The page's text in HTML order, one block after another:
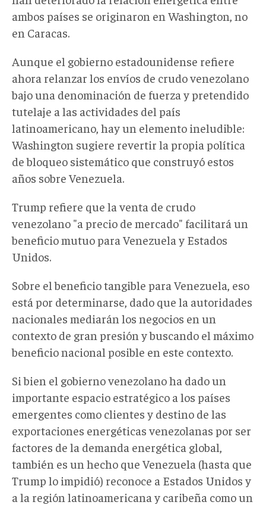
ambos países se originaron en Washington, no
en Caracas.
Aunque el gobierno estadounidense refiere
ahora relanzar los envíos de crudo venezolano
bajo una denominación de fuerza y pretendido
tutelaje a las actividades del país
latinoamericano, hay un elemento ineludible:
Washington sugiere revertir la propia política
de bloqueo sistemático que construyó estos
años sobre Venezuela.
Trump refiere que la venta de crudo
venezolano "a precio de mercado" facilitará un
beneficio mutuo para Venezuela y Estados
Unidos.
Sobre el beneficio tangible para Venezuela, eso
está por determinarse, dado que la autoridades
nacionales mediarán los negocios en un
contexto de gran presión y buscando el máximo
beneficio nacional posible en este contexto.
Si bien el gobierno venezolano ha dado un
importante espacio estratégico a los países
emergentes como clientes y destino de las
exportaciones energéticas venezolanas por ser
factores de la demanda energética global,
también es un hecho que Venezuela (hasta que
Trump lo impidió) reconoce a Estados Unidos y
a la región latinoamericana y caribeña como un